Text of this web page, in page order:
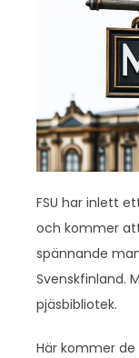
FSU har inlett
och kommer
spännande
Svenskfinland.
pjäsbibliotek.
Här kommer